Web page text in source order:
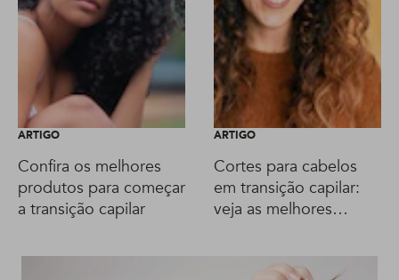
ARTIGO
Confira os melhores
produtos para começar
a transição capilar
ARTIGO
Cortes para cabelos
em transição capilar:
veja as melhores